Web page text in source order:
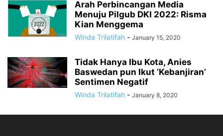
Arah Perbincangan Media
Menuju Pilgub DKI 2022: Risma
Kian Menggema
Winda Trilatifah - January 15, 2020
Tidak Hanya Ibu Kota, Anies
Baswedan pun Ikut ‘Kebanjiran’
Sentimen Negatif
Winda Trilatifah - January 8, 2020